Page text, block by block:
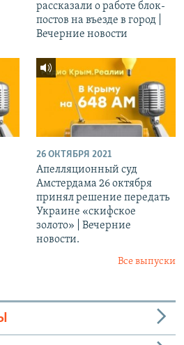
рассказали о работе блок-
постов на въезде в город |
Вечерние новости
26 ОКТЯБРЯ 2021
Апелляционный суд
Амстердама 26 октября
принял решение передать
Украине «скифское
золото» | Вечерние
новости.
Все выпуски